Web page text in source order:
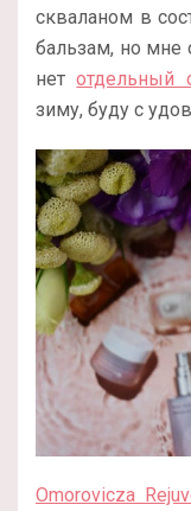
скваланом в
бальзам, но мне
нетотдельный
зиму, буду с
Omorovicza